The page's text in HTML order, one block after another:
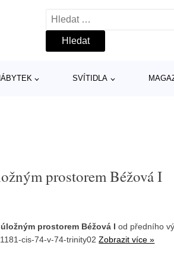
Vyhledávání
SVÍTIDLA
prostorem Béžová I
prostorem Béžová I od předního
1181-cis-74-v-74-trinity02Zobrazit více »